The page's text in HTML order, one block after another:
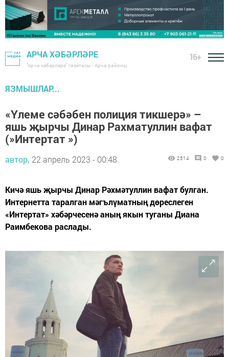
АРЧА ХӘБӘРЛӘРЕ
"Арча хәбәрләре" газетасы - Арча районы
16+
ЯЗМЫШЛАР...
«Үлеме сәбәбен полиция тикшерә» –
яшь җырчы Динар Рахматуллин вафат
(»Интертат »)
автор, 22 апрель 2023 - 00:48 2514 0 0
Кичә яшь җырчы Динар Рәхмәтуллин вафат булган.
Интернетта таралган мәгълүматның дөреслеген
«Интертат» хәбәрчесенә аның якын туганы Диана
Раимбекова раслады.